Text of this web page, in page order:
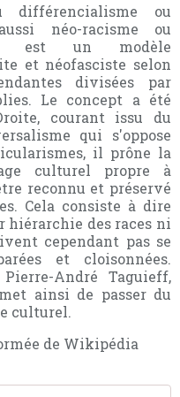
différencialisme ou
néo-racisme ou
est un modèle
et néofasciste selon
divisées par
Le concept a été
courant issu du
qui s'oppose
il prône la
culturel propre à
reconnu et préservé
Cela consiste à dire
hiérarchie des races ni
cependant pas se
et cloisonnées.
André Taguieff,
ainsi de passer du
culturel.
de Wikipédia